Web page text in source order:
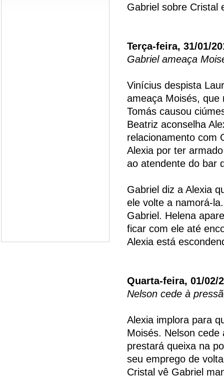
Gabriel sobre Cristal
Terça-feira, 31/01/
Gabriel ameaça
Vinícius despista
ameaça Moisés, que
Tomás causou
Beatriz aconselha
relacionamento com
Alexia por ter
ao atendente do bar
Gabriel diz a Alexia
ele volte a namorá-
Gabriel. Helena
ficar com ele até
Alexia está
Quarta-feira, 01/02/
Nelson cede à
Alexia implora para
Moisés. Nelson
prestará queixa na
seu emprego de
Cristal vê Gabriel